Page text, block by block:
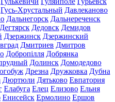
Гусь-Хрустальный Давлеканово
Дальнегорск Дальнереченск
Дегтярск Дедовск Демидов
Дзержинск Дзержинский
Дмитриев Дмитров
Добропілля Добрянка
Долинск Домодедово
Дрезна Дружковка Дубна
Дюртюли Дятьково Евпатория
Елабуга Елец Елизово Ельня
Енисейск Ермолино Ершов